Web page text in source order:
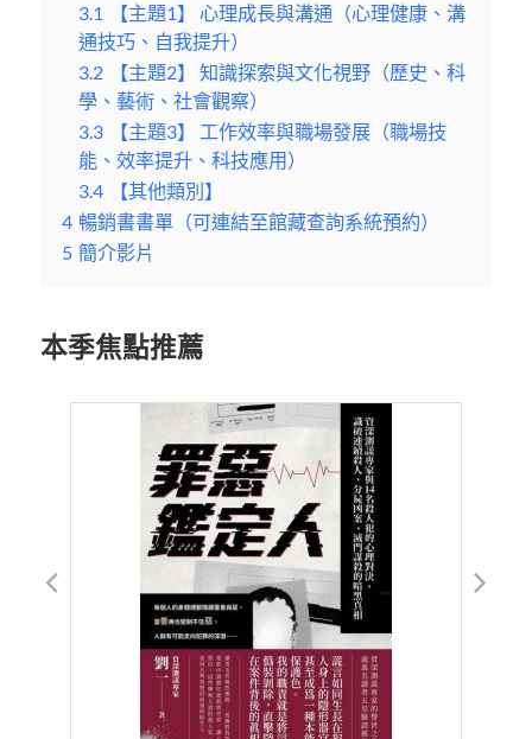
3.1
【主題1】 心理成長與溝通（心理健康、溝
通技巧、自我提升）
3.2
【主題2】 知識探索與文化視野（歷史、科
學、藝術、社會觀察）
3.3
【主題3】 工作效率與職場發展（職場技
能、效率提升、科技應用）
3.4
【其他類別】
4 暢銷書書單（可連結至館藏查詢系統預約）
5 簡介影片
本季焦點推薦